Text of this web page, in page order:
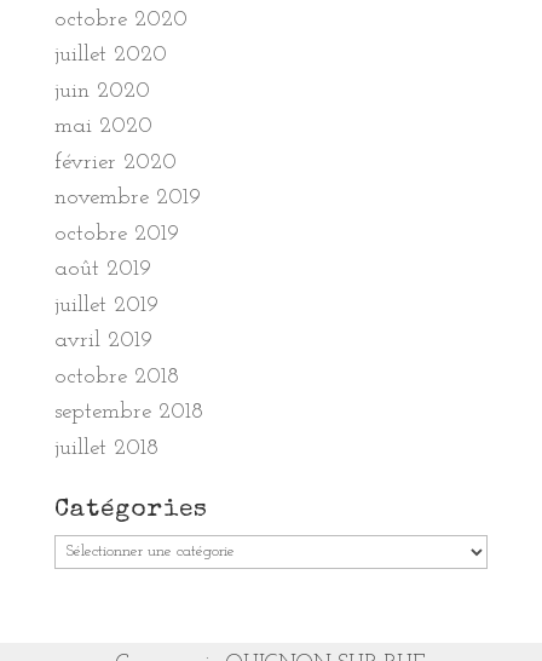
octobre 2020
juillet 2020
juin 2020
mai 2020
février 2020
novembre 2019
octobre 2019
août 2019
juillet 2019
avril 2019
octobre 2018
septembre 2018
juillet 2018
Catégories
Catégories